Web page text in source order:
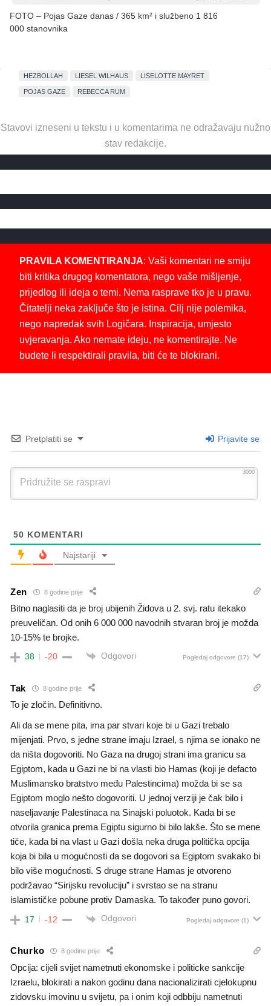
FOTO – Pojas Gaze danas / 365 km² i službeno 1 816
000 stanovnika
HEZBOLLAH LIESEL WILHAUS LISELOTTE MAYRET
POJAS GAZE REBECCA RUM
Stavovi izneseni u tekstu i u komentarima ne odražavaju nužno
stav redakcije.
PRAVILA KOMENTIRANJA: Vaši komentari ne smiju
biti kritika drugog komentatora, nego vaše mišljenje,
prijedlog ili ideja o temi. Nema rasprave tko je u pravu.
Čitatelji neka zaključe što je istina. Cilj nije polemika,
nego napredak svih Logičara. Inspiracija, umjesto
uvjeravanja. Ako nemate ideju, ne komentirajte. Ne
budete li respektirali pravila, biti će te blokirani.
Pretplatiti se Prijavite se
3000
50 KOMENTARI
Najstariji
Zen 8 godine prije
Bitno naglasiti da je broj ubijenih Židova u 2. svj. ratu itekako
preuveličan. Od onih 6 000 000 navodnih stvaran broj je možda
10-15% te brojke.
38 -20 Odgovori Pogledaj odgovore (17)
Tak 8 godine prije
To je zločin. Definitivno.
Ali da se mene pita, ima par stvari koje bi u Gazi trebalo
mijenjati. Prvo, s jedne strane imaju Izrael, s njima se ionako ne
da ništa dogovoriti. No Gaza na drugoj strani ima granicu sa
Egiptom, kada u Gazi ne bi na vlasti bio Hamas (koji je defacto
Muslimansko bratstvo među Palestincima) možda bi se sa
Egiptom moglo nešto dogovoriti. U jednoj verziji je čak bilo i
naseljavanje Palestinaca na Sinajski poluotok. Kada bi se
otvorila granica prema Egiptu sigurno bi bilo lakše. Što se mene
tiče, kada bi na vlast u Gazi došla neka druga politička opcija
koja bi bila u mogućnosti da se dogovori sa Egiptom svakako bi
bilo više mogućnosti. S druge strane Hamas je otvoreno
podržavao “Sirijsku revoluciju” i svrstao se na stranu
islamističke pobune protiv Damaska. To također puno govori.
17 -12 Odgovori Pogledaj odgovore (1)
Churko 8 godine prije
Opcija: cijeli svijet nametnuti ekonomske i politicke sankcije
Izraelu, blokirati a nakon godinu dana nacionalizirati cjelokupnu
zidovsku imovinu u svijetu, pa i onim koji odbbiju nametnuti